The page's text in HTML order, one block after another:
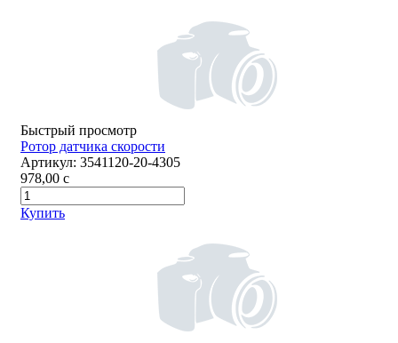
Быстрый просмотр
Ротор датчика скорости
Артикул: 3541120-20-4305
978,00 c
Купить